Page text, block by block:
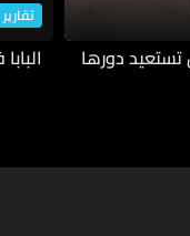
دورها